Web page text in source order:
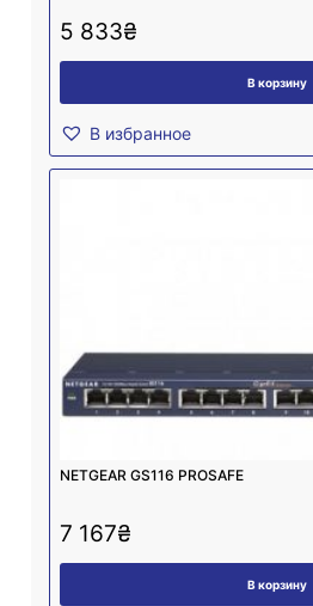
5 833₴
В корзину
В избранное
NETGEAR GS116 PROSAFE
7 167₴
В корзину